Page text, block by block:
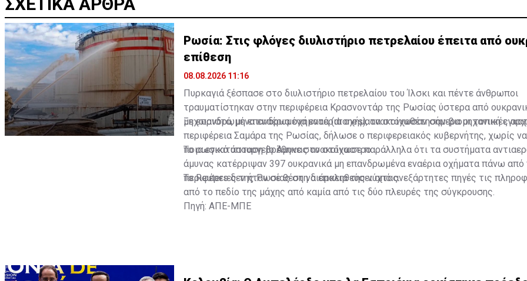
Ρωσία: Στις φλόγες διυλιστήριο πετρελαίου έπειτα από
επίθεση
08.08.2026 11:16
Πυρκαγιά ξέσπασε στο διυλιστήριο πετρελαίου του Ίλσκι και πέντε άνθρωποι
τραυματίστηκαν στην περιφέρεια Κρασνοντάρ της Ρωσίας ύστερα από
μη επανδρωμένα εναέρια οχήματα (drones), ανακοίνωσαν σήμερα οι τοπικές
Ξεχωριστά, μη επανδρωμένα εναέρια οχήματα στοχοθέτησαν βιομηχανική
περιφέρεια Σαμάρα της Ρωσίας, δήλωσε ο περιφερειακός κυβερνήτης, χωρίς να
ποια εγκατάσταση βρέθηκε στο στόχαστρο.
Το ρωσικό υπουργείο Άμυνας ανακοίνωσε παράλληλα ότι τα συστήματα
άμυνας κατέρριψαν 397 ουκρανικά μη επανδρωμένα εναέρια οχήματα πάνω από
περιφέρειες της Ρωσίας στη διάρκεια της νύχτας.
Το Reuters δεν ήταν σε θέση να επαληθεύσει από ανεξάρτητες πηγές τις
από το πεδίο της μάχης από καμία από τις δύο πλευρές της σύγκρουσης.
Πηγή: ΑΠΕ-ΜΠΕ